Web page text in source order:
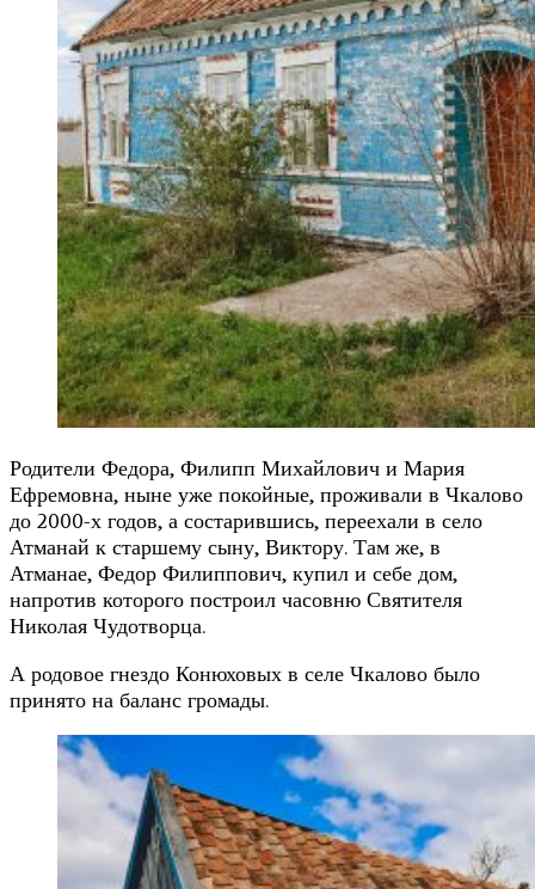
Родители Федора, Филипп Михайлович и Мария
Ефремовна, ныне уже покойные, проживали в Чкалово
до 2000-х годов, а состарившись, переехали в село
Атманай к старшему сыну, Виктору. Там же, в
Атманае, Федор Филиппович, купил и себе дом,
напротив которого построил часовню Святителя
Николая Чудотворца.
А родовое гнездо Конюховых в селе Чкалово было
принято на баланс громады.